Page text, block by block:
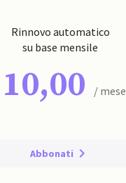
Rinnovo automatico
su base mensile
10,00 / mese
Abbonati